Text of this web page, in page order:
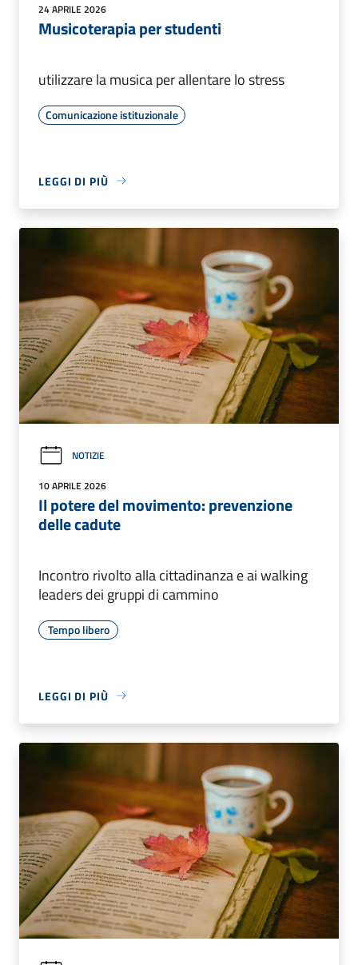
24 APRILE 2026
Musicoterapia per studenti
utilizzare la musica per allentare lo stress
Comunicazione istituzionale
LEGGI DI PIÙ
NOTIZIE
10 APRILE 2026
Il potere del movimento: prevenzione
delle cadute
Incontro rivolto alla cittadinanza e ai walking
leaders dei gruppi di cammino
Tempo libero
LEGGI DI PIÙ